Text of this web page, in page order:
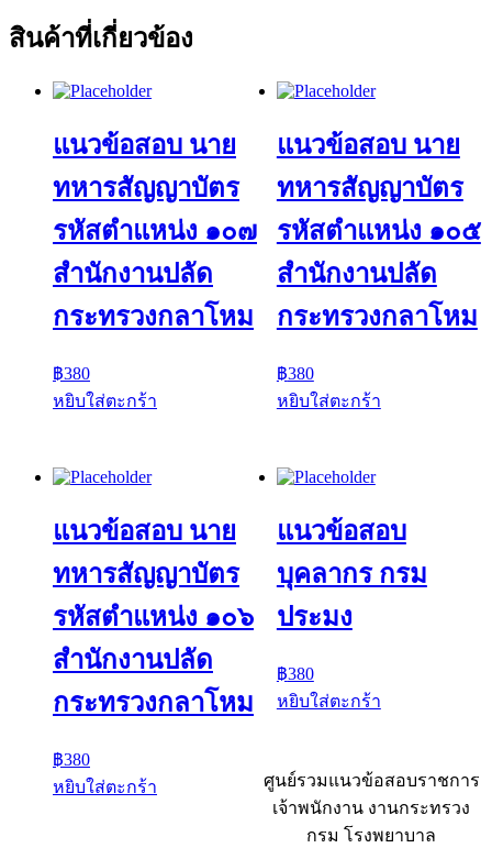
สินค้าที่เกี่ยวข้อง
แนวข้อสอบ นาย
ทหารสัญญาบัตร
รหัสตำแหน่ง ๑๐๗
สำนักงานปลัด
กระทรวงกลาโหม
฿380
หยิบใส่ตะกร้า
แนวข้อสอบ นาย
ทหารสัญญาบัตร
รหัสตำแหน่ง ๑๐๕
สำนักงานปลัด
กระทรวงกลาโหม
฿380
หยิบใส่ตะกร้า
แนวข้อสอบ นาย
ทหารสัญญาบัตร
รหัสตำแหน่ง ๑๐๖
สำนักงานปลัด
กระทรวงกลาโหม
฿380
หยิบใส่ตะกร้า
แนวข้อสอบ
บุคลากร กรม
ประมง
฿380
หยิบใส่ตะกร้า
ศูนย์รวมแนวข้อสอบราชการ
เจ้าพนักงาน งานกระทรวง
กรม โรงพยาบาล